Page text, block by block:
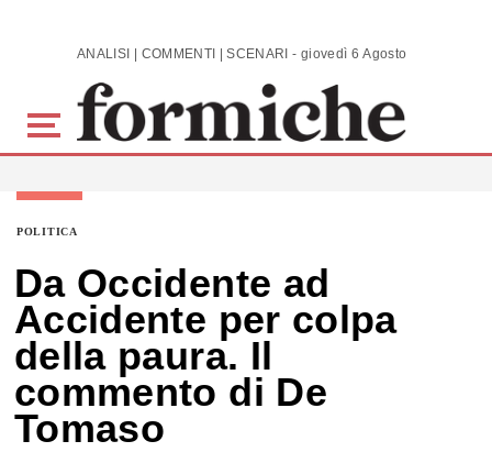
Skip to main content ANALISI | COMMENTI | SCENARI - giovedì 6 Agosto 2026
POLITICA
Da Occidente ad
Accidente per colpa
della paura. Il
commento di De
Tomaso